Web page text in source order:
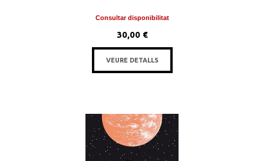
Consultar disponibilitat
30,00 €
VEURE DETALLS